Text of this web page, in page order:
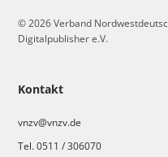
Kontakt
vnzv@vnzv.de
Tel. 0511 / 306070
© 2026 Verband
Digitalpublisher e.V.